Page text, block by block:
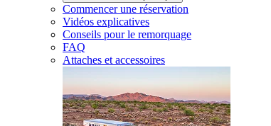
Commencer une réservation
Vidéos explicatives
Conseils pour le remorquage
FAQ
Attaches et accessoires